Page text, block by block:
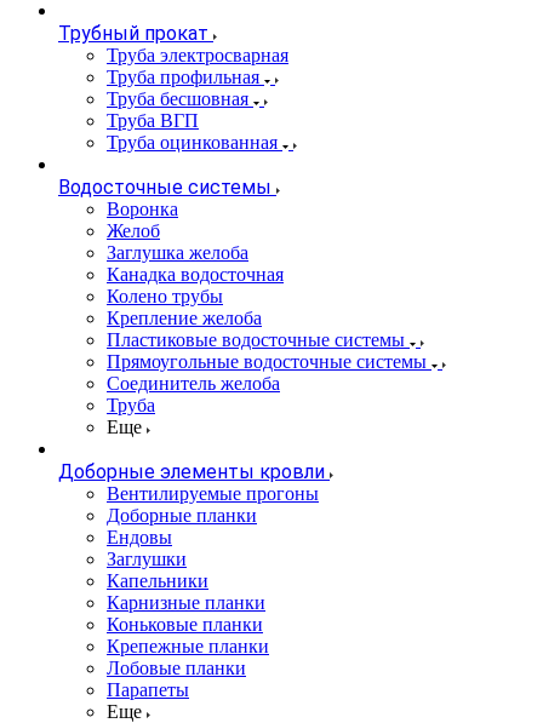
Трубный прокат
Труба электросварная
Труба профильная
Труба бесшовная
Труба ВГП
Труба оцинкованная
Водосточные системы
Воронка
Желоб
Заглушка желоба
Канадка водосточная
Колено трубы
Крепление желоба
Пластиковые водосточные системы
Прямоугольные водосточные системы
Соединитель желоба
Труба
Еще
Доборные элементы кровли
Вентилируемые прогоны
Доборные планки
Ендовы
Заглушки
Капельники
Карнизные планки
Коньковые планки
Крепежные планки
Лобовые планки
Парапеты
Еще